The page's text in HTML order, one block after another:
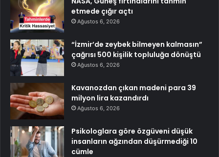
etmede çığır açtı
Ağustos 6, 2026
“İzmir’de zeybek bilmeyen kalmasın”
çağrısı 500 kişilik topluluğa dönüştü
Ağustos 6, 2026
Kavanozdan çıkan madeni para 39
milyon lira kazandırdı
Ağustos 6, 2026
Psikologlara göre özgüveni düşük
insanların ağzından düşürmediği 10
cümle